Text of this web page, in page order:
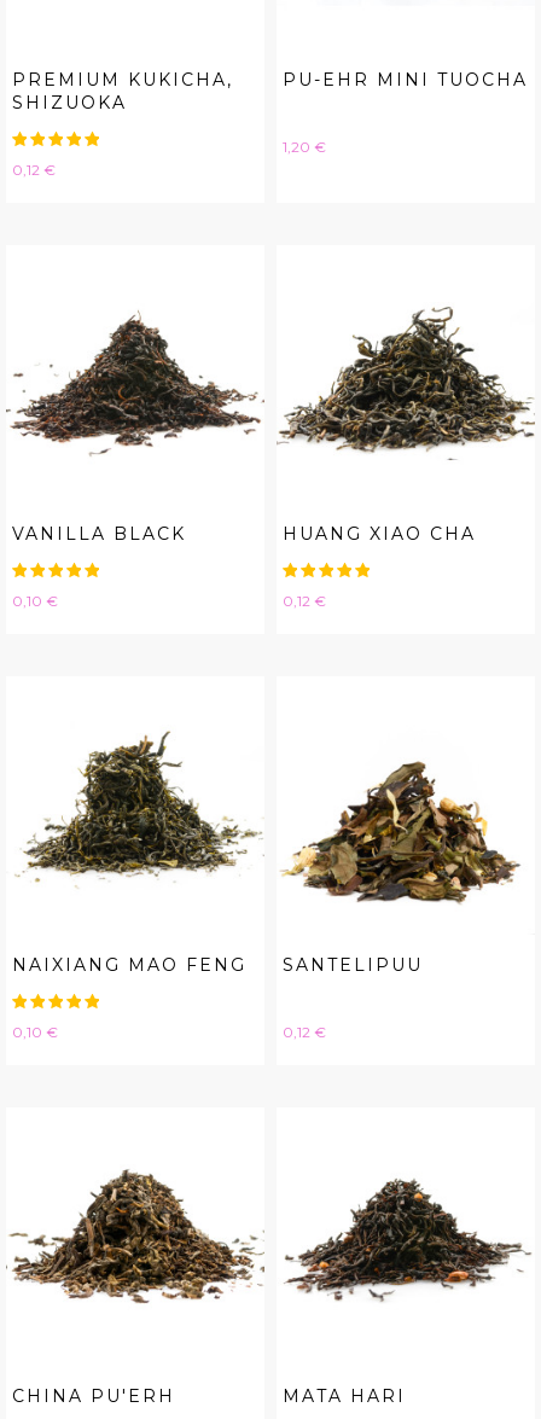
PREMIUM KUKICHA,
SHIZUOKA
Hinta
0,12 €
PU-EHR MINI TUOCHA
Hinta
1,20 €
VANILLA BLACK
Hinta
0,10 €
HUANG XIAO CHA
Hinta
0,12 €
NAIXIANG MAO FENG
Hinta
0,10 €
SANTELIPUU
Hinta
0,12 €
CHINA PU'ERH MATA HARI